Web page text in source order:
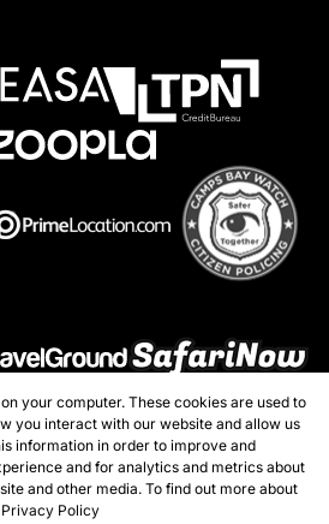
your computer. These cookies are used to
you interact with our website and allow us
information in order to improve and
and for analytics and metrics about
and other media. To find out more about
Privacy Policy